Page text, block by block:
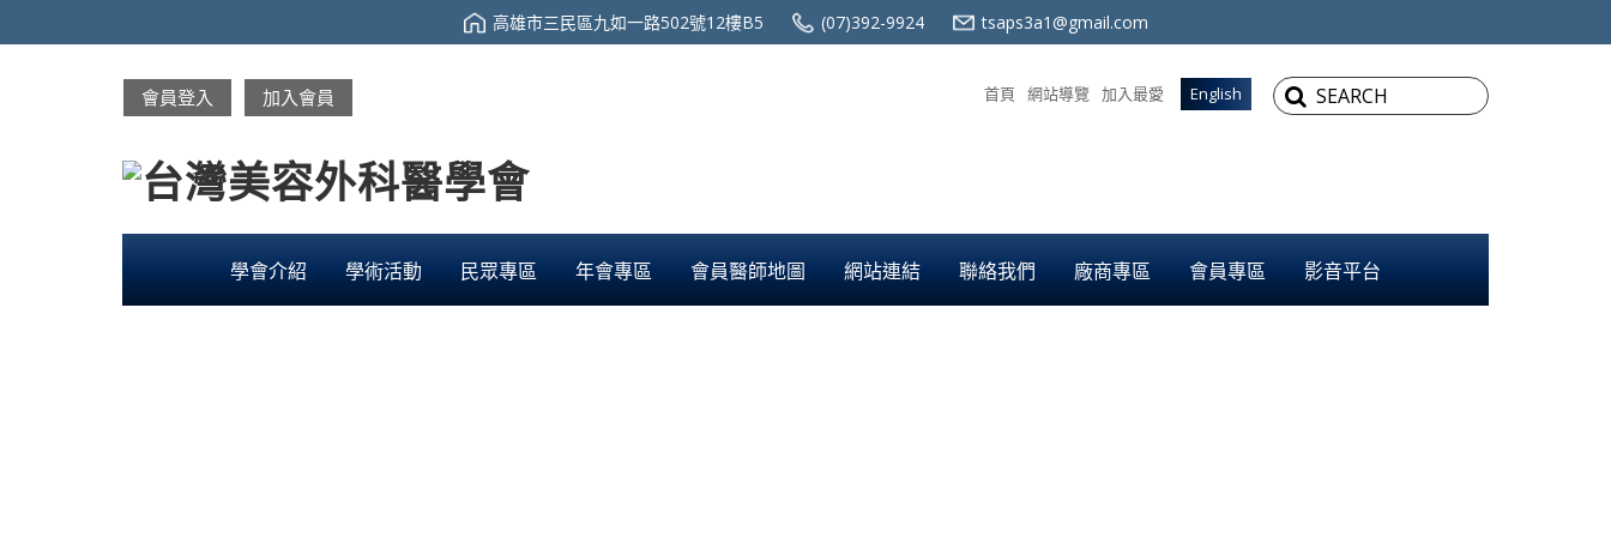
高雄市三民區九如一路502號12樓B5 (07)392-9924 tsaps3a1@gmail.com
首頁 網站導覽 加入最愛 English
會員登入 加入會員
學會介紹 學術活動 民眾專區 年會專區 會員醫師地圖 網站連結 聯絡我們 廠商專區 會員專區 影音平台